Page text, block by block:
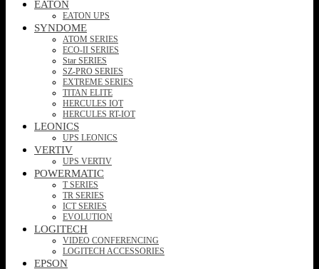
EATON
EATON UPS
SYNDOME
ATOM SERIES
ECO-II SERIES
Star SERIES
SZ-PRO SERIES
EXTREME SERIES
TITAN ELITE
HERCULES IOT
HERCULES RT-IOT
LEONICS
UPS LEONICS
VERTIV
UPS VERTIV
POWERMATIC
T SERIES
TR SERIES
ICT SERIES
EVOLUTION
LOGITECH
VIDEO CONFERENCING
LOGITECH ACCESSORIES
EPSON